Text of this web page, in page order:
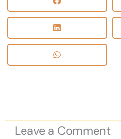
Leave a Comment